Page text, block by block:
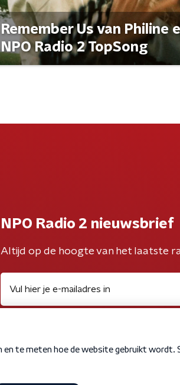
Remember Us van Philine
NPO Radio 2 TopSong
NPO Radio 2 nieuwsbrief
Altijd op de hoogte van het laatste